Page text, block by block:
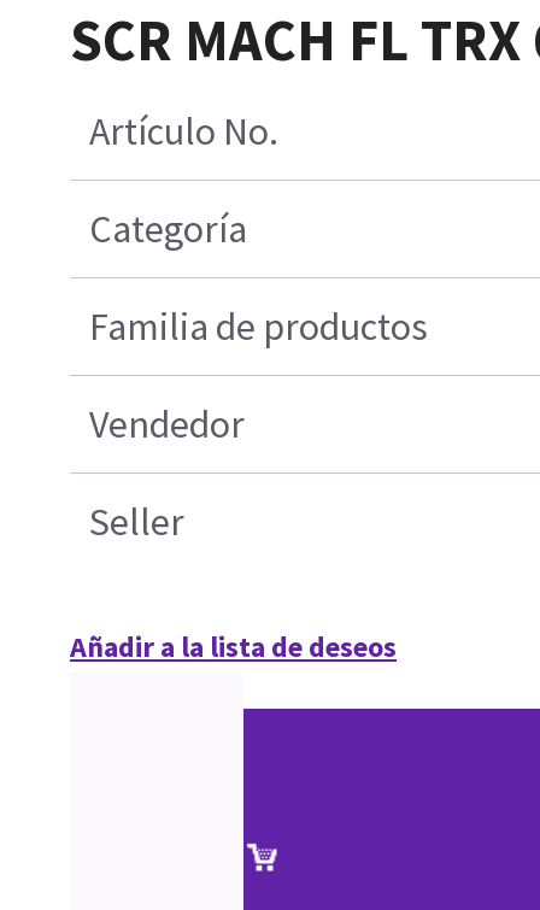
SCR MACH FL
Artículo No.
Categoría
Familia de productos
Vendedor
Seller
Añadir a la lista de deseos